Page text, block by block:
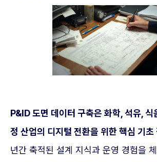
P&ID 도면 데이터 구축은 화학, 석유, 식
정 산업의 디지털 전환을 위한 핵심 기초
년간 축적된 설계 지식과 운영 경험을